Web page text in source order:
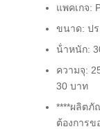
แพคเกจ:
ขนาด: ปร
น้ําหนัก:
ความจุ:
30 บาท
****ผลิตภั
ต้องการ